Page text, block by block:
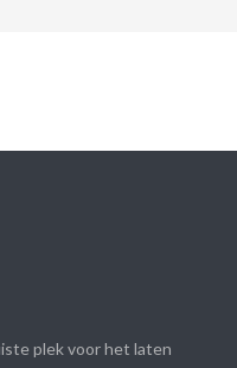
plek voor het laten